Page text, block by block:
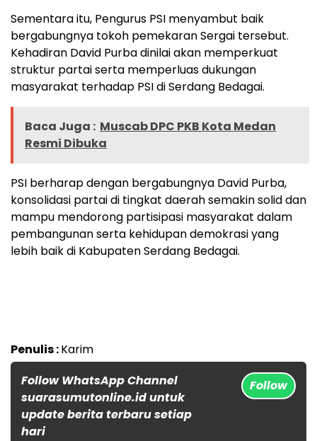
Sementara itu, Pengurus PSI menyambut baik
bergabungnya tokoh pemekaran Sergai tersebut.
Kehadiran David Purba dinilai akan memperkuat
struktur partai serta memperluas dukungan
masyarakat terhadap PSI di Serdang Bedagai.
Baca Juga : Muscab DPC PKB Kota Medan
Resmi Dibuka
PSI berharap dengan bergabungnya David Purba,
konsolidasi partai di tingkat daerah semakin solid dan
mampu mendorong partisipasi masyarakat dalam
pembangunan serta kehidupan demokrasi yang
lebih baik di Kabupaten Serdang Bedagai.
Penulis :Karim
Follow WhatsApp Channel
suarasumutonline.id untuk
update berita terbaru setiap
hari
Follow